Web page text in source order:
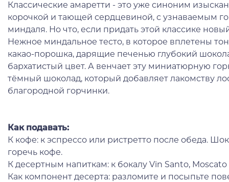
Классические амаретти - это уже синоним
корочкой и тающей сердцевиной, с узнаваемым
миндаля. Но что, если придать этой классике
Нежное миндальное тесто, в которое вплетены
какао-порошка, дарящие печенью глубокий
бархатистый цвет. А венчает эту миниатюрную
тёмный шоколад, который добавляет лакомству
благородной горчинки.
Как подавать:
К кофе: к эспрессо или ристретто после обеда.
горечь кофе.
К десертным напиткам: к бокалу Vin Santo,
Как компонент десерта: разломите и посыпьте